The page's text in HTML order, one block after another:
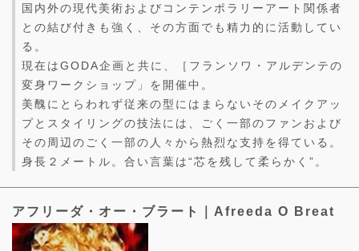
国内外の現代美術およびコンテンポラリーアート関係者
との結び付きも強く、その方面でも精力的に活動してい
る。
現在はGODA企画と共に、［フランソワ・アルデンテの
変身ワークショップ」を開催中。
美醜にとらわれず従来の型にはまらないそのメイクアッ
プとスタイリングの技法には、ごく一部のファンおよび
その周辺のごく一部の人々から熱烈な支持を得ている。
身長２メートル。合い言葉は“芯を残して柔らかく”。
アフリーダ・オー・ブラート｜Afreeda O Breat